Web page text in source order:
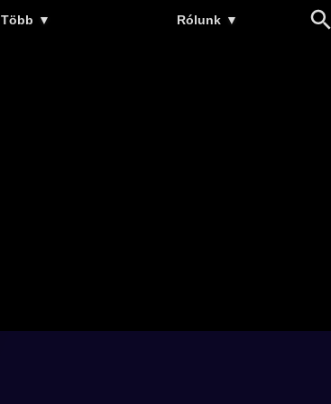
Több ▼ Rólunk ▼